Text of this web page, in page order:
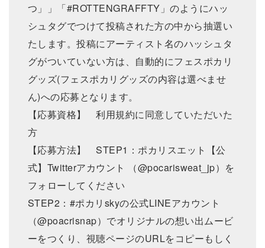
つ」」「#ROTTENGRAFFTY」のようにハッ
シュタグでつけて投稿された方の中から抽選い
たします。投稿にアーティスト名のハッシュタ
グがついていない方は、自動的にフェスポカリ
グッズ(フェスポカリグッズの内容は選べませ
ん)への応募となります。
【応募資格】 利用規約に同意していただいた
方
【応募方法】 STEP1：ポカリスエット【公
式】Twitterアカウント （@pocarisweat_jp）を
フォローしてください
STEP2：#ポカリskyの公式LINEアカウント
（@poacrisnap）でオリジナルの想い出ムービ
ーをつくり、視聴ページのURLをコピーもしく